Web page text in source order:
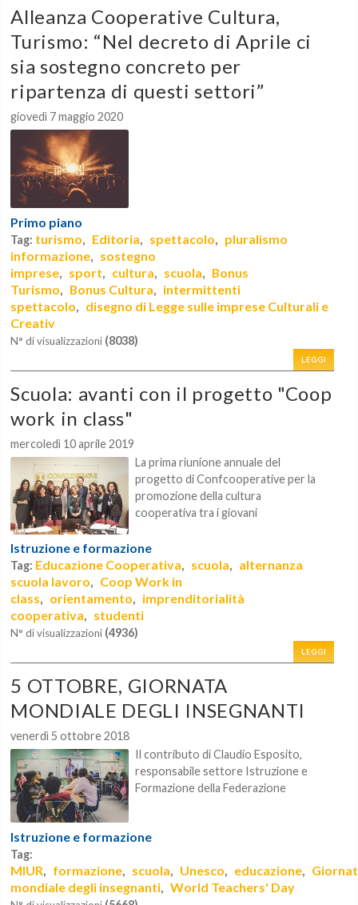
Alleanza Cooperative Cultura,
Turismo: “Nel decreto di Aprile ci
sia sostegno concreto per
ripartenza di questi settori”
giovedì 7 maggio 2020
Primo piano
Tag: turismo, Editoria, spettacolo, pluralismo
informazione, sostegno
imprese, sport, cultura, scuola, Bonus
Turismo, Bonus Cultura, intermittenti
spettacolo, disegno di Legge sulle imprese Culturali e
Creativ
N° di visualizzazioni (8038)
LEGGI
Scuola: avanti con il progetto "Coop
work in class"
mercoledì 10 aprile 2019
La prima riunione annuale del
progetto di Confcooperative per la
promozione della cultura
cooperativa tra i giovani
Istruzione e formazione
Tag: Educazione Cooperativa, scuola, alternanza
scuola lavoro, Coop Work in
class, orientamento, imprenditorialità
cooperativa, studenti
N° di visualizzazioni (4936)
LEGGI
5 OTTOBRE, GIORNATA
MONDIALE DEGLI INSEGNANTI
venerdì 5 ottobre 2018
Il contributo di Claudio Esposito,
responsabile settore Istruzione e
Formazione della Federazione
Istruzione e formazione
Tag:
MIUR, formazione, scuola, Unesco, educazione,
mondiale degli insegnanti,World Teachers' Day